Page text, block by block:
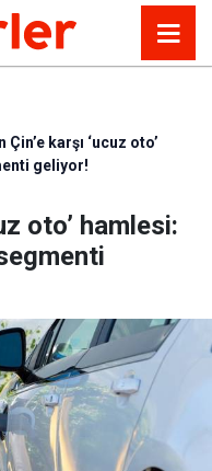
Çin’e karşı ‘ucuz oto’
geliyor!
oto’ hamlesi: